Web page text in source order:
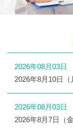
2026年08月03日
2026年8月10日
2026年08月03日
2026年8月7日（